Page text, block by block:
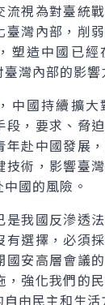
流視為對臺統
臺灣內部，削
塑造中國已
灣內部的影響
中國持續擴
段，要求、脅
年赴中國發展
技術，影響臺
國的風險。
是我國反滲透
有選擇，必須
國安高層會議
強化我們的
由民主和生活